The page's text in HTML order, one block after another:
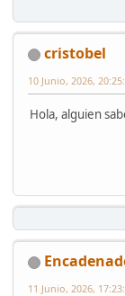
cristobel
10 Junio, 2026,
Hola, alguien
11 Junio, 2026,